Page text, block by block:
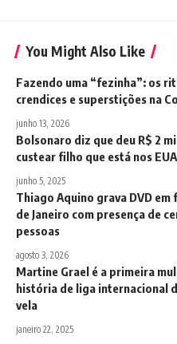
You Might Also Like
Fazendo uma “fezinha”: os
crendices e superstições na
junho 13, 2026
Bolsonaro diz que deu R$ 2
custear filho que está nos EUA
junho 5, 2025
Thiago Aquino grava DVD em
de Janeiro com presença de
pessoas
agosto 3, 2026
Martine Grael é a primeira
história de liga internacional
vela
janeiro 22, 2025